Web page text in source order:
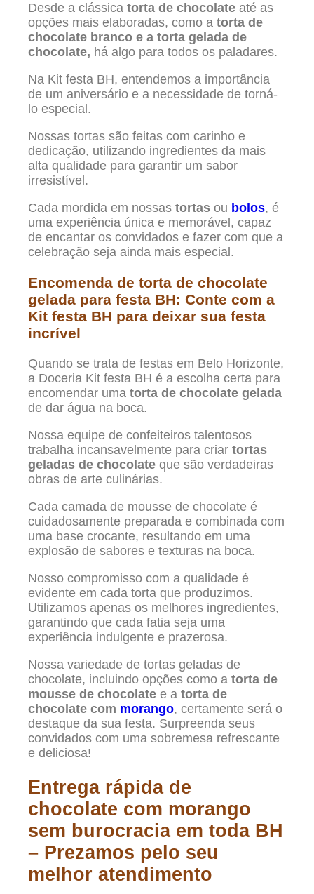
Desde a clássica torta de chocolate até as
opções mais elaboradas, como a torta de
chocolate branco e a torta gelada de
chocolate, há algo para todos os paladares.
Na Kit festa BH, entendemos a importância
de um aniversário e a necessidade de torná-
lo especial.
Nossas tortas são feitas com carinho e
dedicação, utilizando ingredientes da mais
alta qualidade para garantir um sabor
irresistível.
Cada mordida em nossas tortas ou bolos, é
uma experiência única e memorável, capaz
de encantar os convidados e fazer com que a
celebração seja ainda mais especial.
Encomenda de torta de chocolate
gelada para festa BH: Conte com a
Kit festa BH para deixar sua festa
incrível
Quando se trata de festas em Belo Horizonte,
a Doceria Kit festa BH é a escolha certa para
encomendar uma torta de chocolate gelada
de dar água na boca.
Nossa equipe de confeiteiros talentosos
trabalha incansavelmente para criar tortas
geladas de chocolate que são verdadeiras
obras de arte culinárias.
Cada camada de mousse de chocolate é
cuidadosamente preparada e combinada com
uma base crocante, resultando em uma
explosão de sabores e texturas na boca.
Nosso compromisso com a qualidade é
evidente em cada torta que produzimos.
Utilizamos apenas os melhores ingredientes,
garantindo que cada fatia seja uma
experiência indulgente e prazerosa.
Nossa variedade de tortas geladas de
chocolate, incluindo opções como a torta de
mousse de chocolate e a torta de
chocolate com morango, certamente será o
destaque da sua festa. Surpreenda seus
convidados com uma sobremesa refrescante
e deliciosa!
Entrega rápida de
chocolate com morango
sem burocracia em toda BH
– Prezamos pelo seu
melhor atendimento